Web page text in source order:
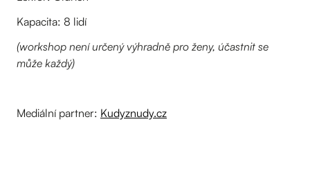
Kapacita: 8 lidí
(workshop není určený výhradně pro ženy, účastnit se
může každý)
Mediální partner: Kudyznudy.cz